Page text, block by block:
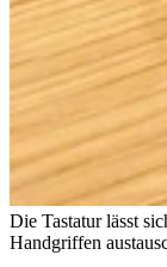
Die Tastatur lässt
Handgriffen